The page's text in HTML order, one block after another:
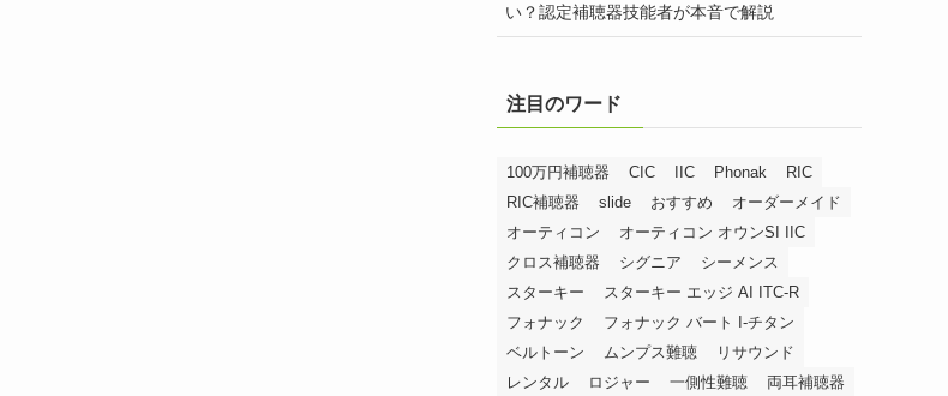
い？認定補聴器技能者が本音で解説
注目のワード
100万円補聴器 CIC IIC Phonak
RIC
RIC補聴器
slide おすすめ
オーダーメイド
オーティコン
オーティコン オウンSI IIC
クロス補聴器
シグニア
シーメンス
スターキー
スターキー エッジ AI ITC-R
フォナック
フォナック バート I-チタン
ベルトーン
ムンプス難聴
リサウンド
レンタル
ロジャー 一側性難聴 両耳補聴器